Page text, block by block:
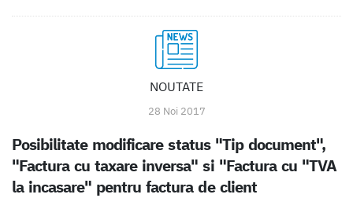
NOUTATE
28 Noi 2017
Posibilitate modificare status "Tip document",
"Factura cu taxare inversa" si "Factura cu "TVA
la incasare" pentru factura de client